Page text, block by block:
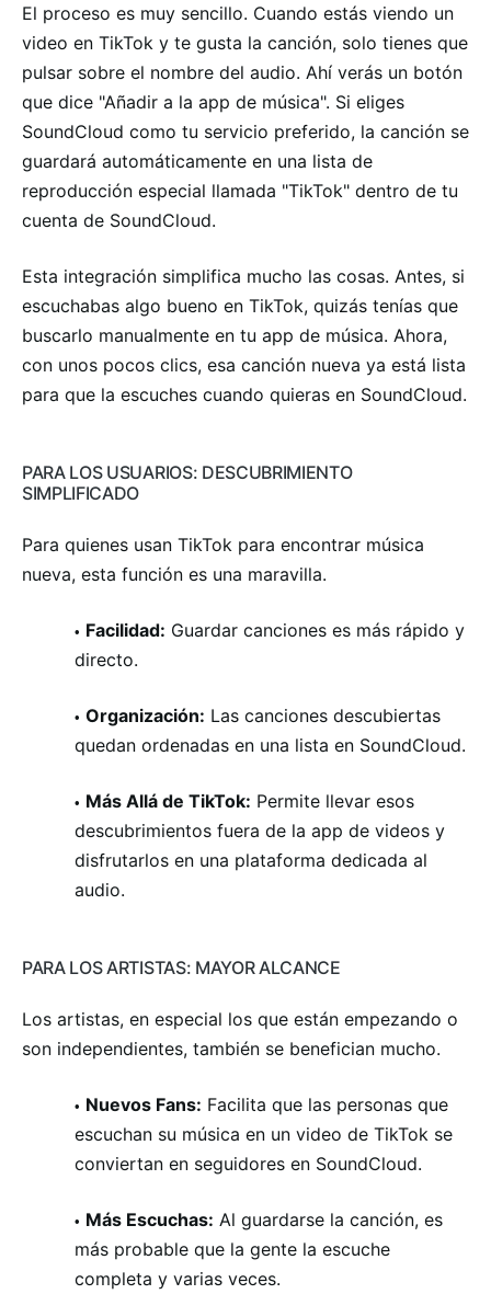
El proceso es muy sencillo. Cuando estás viendo un
video en TikTok y te gusta la canción, solo tienes que
pulsar sobre el nombre del audio. Ahí verás un botón
que dice "Añadir a la app de música". Si eliges
SoundCloud como tu servicio preferido, la canción se
guardará automáticamente en una lista de
reproducción especial llamada "TikTok" dentro de tu
cuenta de SoundCloud.
Esta integración simplifica mucho las cosas. Antes, si
escuchabas algo bueno en TikTok, quizás tenías que
buscarlo manualmente en tu app de música. Ahora,
con unos pocos clics, esa canción nueva ya está lista
para que la escuches cuando quieras en SoundCloud.
PARA LOS USUARIOS: DESCUBRIMIENTO
SIMPLIFICADO
Para quienes usan TikTok para encontrar música
nueva, esta función es una maravilla.
Facilidad: Guardar canciones es más rápido y
directo.
Organización: Las canciones descubiertas
quedan ordenadas en una lista en SoundCloud.
Más Allá de TikTok: Permite llevar esos
descubrimientos fuera de la app de videos y
disfrutarlos en una plataforma dedicada al
audio.
PARA LOS ARTISTAS: MAYOR ALCANCE
Los artistas, en especial los que están empezando o
son independientes, también se benefician mucho.
Nuevos Fans: Facilita que las personas que
escuchan su música en un video de TikTok se
conviertan en seguidores en SoundCloud.
Más Escuchas: Al guardarse la canción, es
más probable que la gente la escuche
completa y varias veces.